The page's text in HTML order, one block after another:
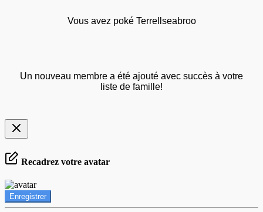
Vous avez poké Terrellseabroo
Un nouveau membre a été ajouté avec succès à votre
liste de famille!
Recadrez votre avatar
Enregistrer